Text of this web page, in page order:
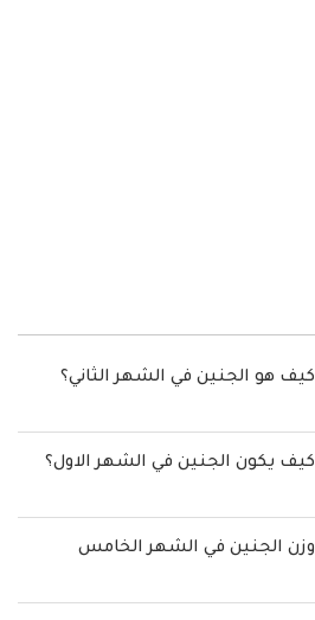
كيف هو الجنين في الشهر الثاني؟
كيف يكون الجنين في الشهر الاول؟
وزن الجنين في الشهر الخامس